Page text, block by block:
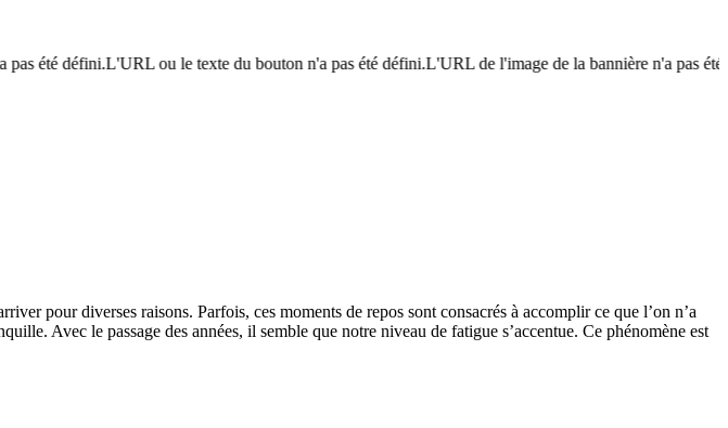
pas été défini.L'URL ou le texte du bouton n'a pas été défini.L'URL de l'image de la bannière n'a pas été
pour diverses raisons. Parfois, ces moments de repos sont consacrés à accomplir ce que l’on n’a
Avec le passage des années, il semble que notre niveau de fatigue s’accentue. Ce phénomène est